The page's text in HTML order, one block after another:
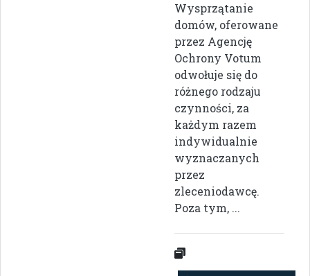
Wysprzątanie
domów, oferowane
przez Agencję
Ochrony Votum
odwołuje się do
różnego rodzaju
czynności, za
każdym razem
indywidualnie
wyznaczanych
przez
zleceniodawcę.
Poza tym, ...